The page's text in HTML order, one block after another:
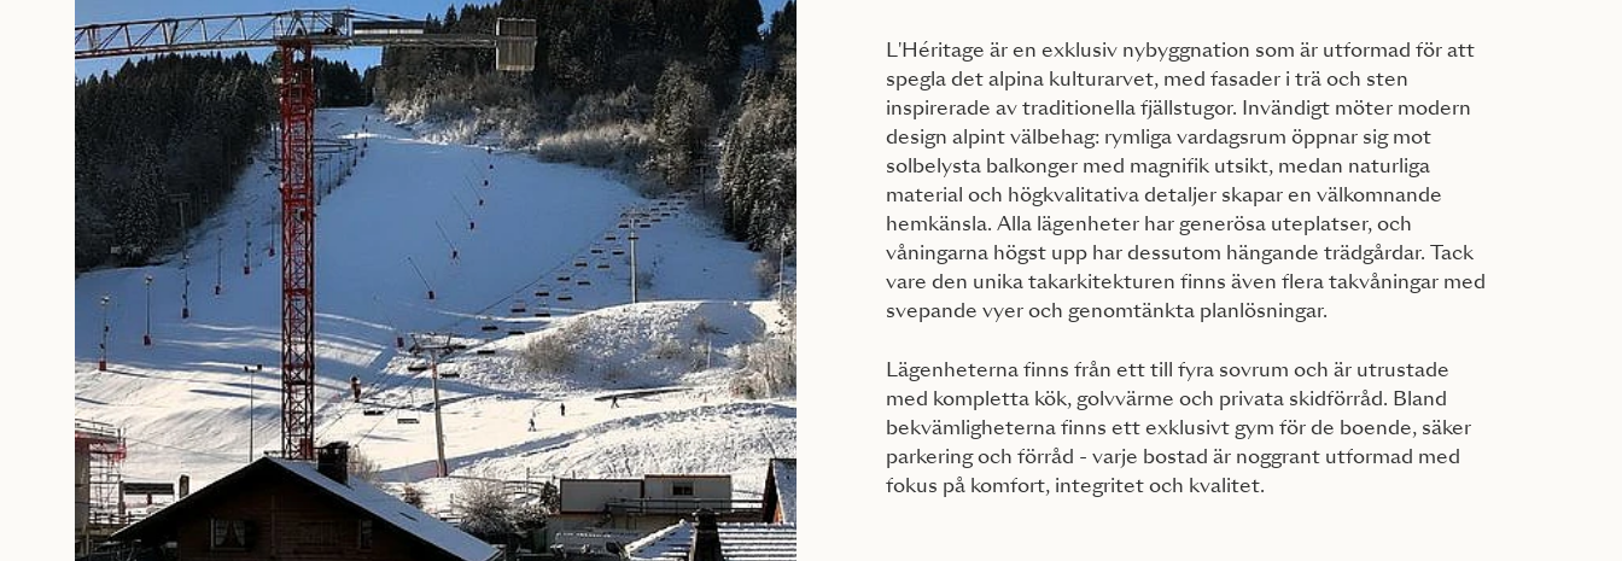
L'Héritage är en exklusiv nybyggnation som är utformad för att
spegla det alpina kulturarvet, med fasader i trä och sten
inspirerade av traditionella fjällstugor. Invändigt möter modern
design alpint välbehag: rymliga vardagsrum öppnar sig mot
solbelysta balkonger med magnifik utsikt, medan naturliga
material och högkvalitativa detaljer skapar en välkomnande
hemkänsla. Alla lägenheter har generösa uteplatser, och
våningarna högst upp har dessutom hängande trädgårdar. Tack
vare den unika takarkitekturen finns även flera takvåningar med
svepande vyer och genomtänkta planlösningar.
Lägenheterna finns från ett till fyra sovrum och är utrustade
med kompletta kök, golvvärme och privata skidförråd. Bland
bekvämligheterna finns ett exklusivt gym för de boende, säker
parkering och förråd - varje bostad är noggrant utformad med
fokus på komfort, integritet och kvalitet.